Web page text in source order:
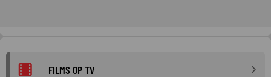
FILMS OP TV